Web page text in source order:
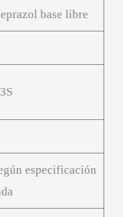
base libre
especificación